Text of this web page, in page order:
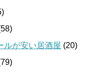
ルが安い居酒屋 (20)